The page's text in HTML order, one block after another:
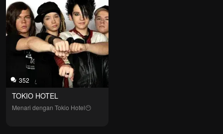
352
TOKIO HOTEL
Menari dengan Tokio Hotel😶